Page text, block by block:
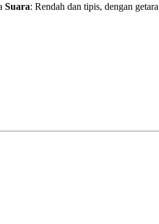
Suara: Rendah dan tipis, dengan